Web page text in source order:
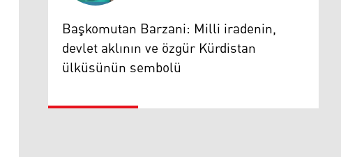
Muazzez Baktaş
Başkomutan Barzani: Milli iradenin,
devlet aklının ve özgür Kürdistan
ülküsünün sembolü